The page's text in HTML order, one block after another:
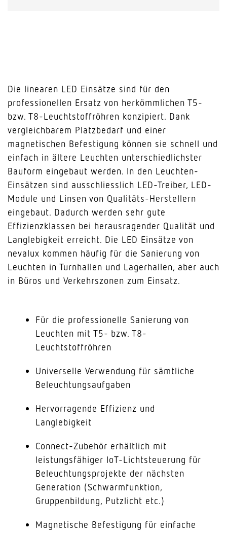
Die linearen LED Einsätze sind für den
professionellen Ersatz von herkömmlichen T5-
bzw. T8-Leuchtstoffröhren konzipiert. Dank
vergleichbarem Platzbedarf und einer
magnetischen Befestigung können sie schnell und
einfach in ältere Leuchten unterschiedlichster
Bauform eingebaut werden. In den Leuchten-
Einsätzen sind ausschliesslich LED-Treiber, LED-
Module und Linsen von Qualitäts-Herstellern
eingebaut. Dadurch werden sehr gute
Effizienzklassen bei herausragender Qualität und
Langlebigkeit erreicht. Die LED Einsätze von
nevalux kommen häufig für die Sanierung von
Leuchten in Turnhallen und Lagerhallen, aber auch
in Büros und Verkehrszonen zum Einsatz.
Für die professionelle Sanierung von
Leuchten mit T5- bzw. T8-
Leuchtstoffröhren
Universelle Verwendung für sämtliche
Beleuchtungsaufgaben
Hervorragende Effizienz und
Langlebigkeit
Connect-Zubehör erhältlich mit
leistungsfähiger IoT-Lichtsteuerung für
Beleuchtungsprojekte der nächsten
Generation (Schwarmfunktion,
Gruppenbildung, Putzlicht etc.)
Magnetische Befestigung für einfache